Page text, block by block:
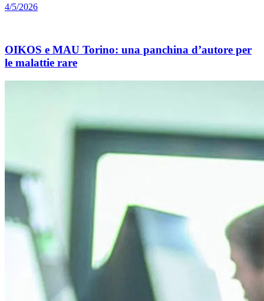
4/5/2026
OIKOS e MAU Torino: una panchina d’autore per
le malattie rare